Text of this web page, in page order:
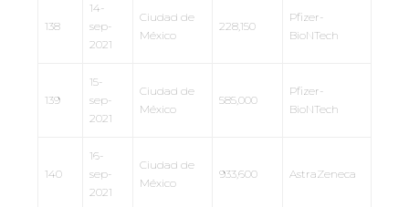
138
14-
sep-
2021
Ciudad de
México
228,150
Pfizer-
BioNTech
139
15-
sep-
2021
Ciudad de
México
585,000
Pfizer-
BioNTech
140
16-
sep-
2021
Ciudad de
México
933,600 AstraZeneca